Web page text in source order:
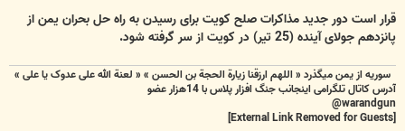
قرار است دور جدید مذاکرات صلح کویت برای رسیدن به راه حل بحران یمن از
پانزدهم جولای آینده (25 تیر) در کویت از سر گرفته شود.
سوریه از یمن میگذرد « اللهم ارزقنا زيارة الحجة بن الحسن » « لعنة الله علی عدوک یا علی »
آدرس کاتال تلگرامی اینجانب جنگ افزار پلاس با 14هزار عضو
warandgun@